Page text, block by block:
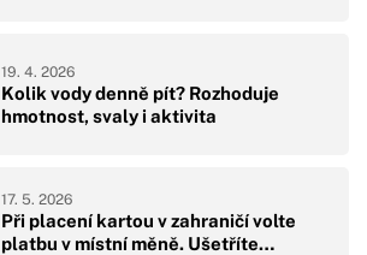
Kolik vody denně pít? Rozhoduje
hmotnost, svaly i aktivita
19. 4. 2026
Při placení kartou v zahraničí volte
platbu v místní měně. Ušetříte…
17. 5. 2026